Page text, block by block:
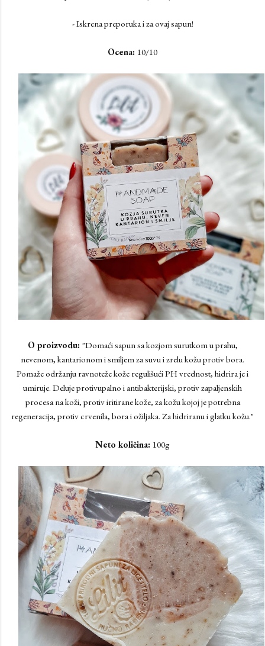
- Iskrena preporuka i za ovaj sapun!
Ocena: 10/10
O proizvodu: "Domaći sapun sa kozjom surutkom u prahu,
nevenom, kantarionom i smiljem za suvu i zrelu kožu protiv bora.
Pomaže održanju ravnoteže kože regulišući PH vrednost, hidrira je i
umiruje. Deluje protivupalno i antibakterijski, protiv zapaljenskih
procesa na koži, protiv iritirane kože, za kožu kojoj je potrebna
regeneracija, protiv crvenila, bora i ožiljaka. Za hidriranu i glatku kožu."
Neto količina: 100g